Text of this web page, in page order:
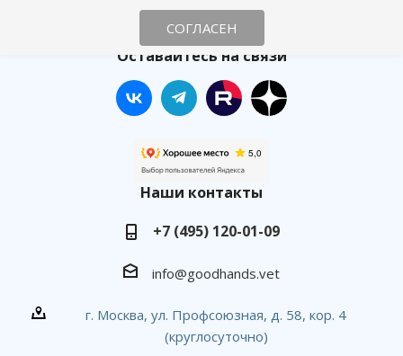
Онлайн консультация
Оставайтесь на связи
Наши контакты
+7 (495) 120-01-09
info@goodhands.vet
г. Москва, ул. Профсоюзная, д. 58, кор. 4
(круглосуточно)
СОГЛАСЕН